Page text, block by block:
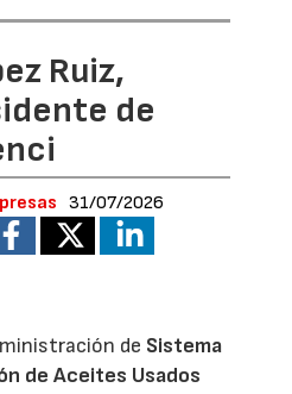
Ruiz,
de
31/07/2026
de Sistema
de Aceites Usados